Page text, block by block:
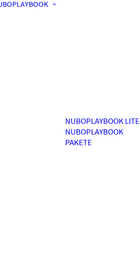
NUBOPLAYBOOK LITE
NUBOPLAYBOOK
PAKETE